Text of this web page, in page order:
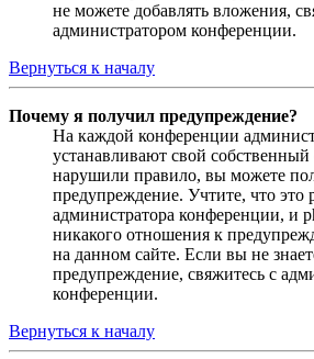
не можете добавлять вложения,
администратором конференции.
Вернуться к началу
Почему я получил предупреждение?
На каждой конференции
устанавливают свой
нарушили правило, вы можете
предупреждение. Учтите, что это
администратора конференции, и
никакого отношения к
на данном сайте. Если вы не
предупреждение, свяжитесь с
конференции.
Вернуться к началу